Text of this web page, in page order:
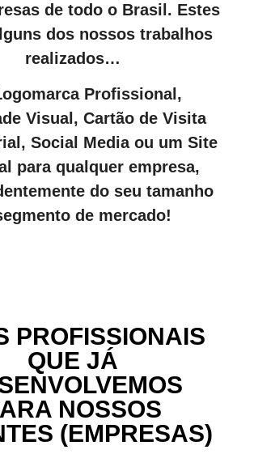
de todo o Brasil. Estes
dos nossos trabalhos
realizados…
Profissional,
Visual, Cartão de Visita
Social Media ou um Site
para qualquer empresa,
do seu tamanho
de mercado!
PROFISSIONAIS
QUE JÁ
NOSSOS
(EMPRESAS)